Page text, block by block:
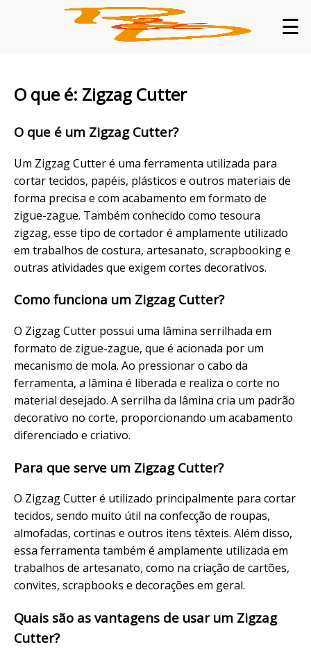
☰
O que é: Zigzag Cutter
O que é um Zigzag Cutter?
Um Zigzag Cutter é uma ferramenta utilizada para
cortar tecidos, papéis, plásticos e outros materiais de
forma precisa e com acabamento em formato de
zigue-zague. Também conhecido como tesoura
zigzag, esse tipo de cortador é amplamente utilizado
em trabalhos de costura, artesanato, scrapbooking e
outras atividades que exigem cortes decorativos.
Como funciona um Zigzag Cutter?
O Zigzag Cutter possui uma lâmina serrilhada em
formato de zigue-zague, que é acionada por um
mecanismo de mola. Ao pressionar o cabo da
ferramenta, a lâmina é liberada e realiza o corte no
material desejado. A serrilha da lâmina cria um padrão
decorativo no corte, proporcionando um acabamento
diferenciado e criativo.
Para que serve um Zigzag Cutter?
O Zigzag Cutter é utilizado principalmente para cortar
tecidos, sendo muito útil na confecção de roupas,
almofadas, cortinas e outros itens têxteis. Além disso,
essa ferramenta também é amplamente utilizada em
trabalhos de artesanato, como na criação de cartões,
convites, scrapbooks e decorações em geral.
Quais são as vantagens de usar um Zigzag
Cutter?